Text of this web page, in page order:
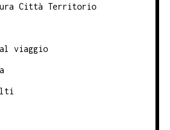
Città Territorio
al viaggio